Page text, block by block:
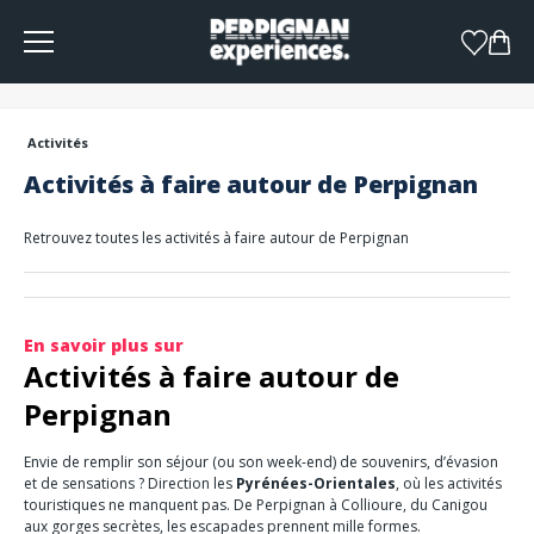
Panneau de gestion des cookies
Activités
Activités à faire autour de Perpignan
Retrouvez toutes les activités à faire autour de Perpignan
En savoir plus sur
Activités à faire autour de
Perpignan
Envie de remplir son séjour (ou son week-end) de souvenirs, d’évasion
et de sensations ? Direction les Pyrénées-Orientales, où les activités
touristiques ne manquent pas. De Perpignan à Collioure, du Canigou
aux gorges secrètes, les escapades prennent mille formes.